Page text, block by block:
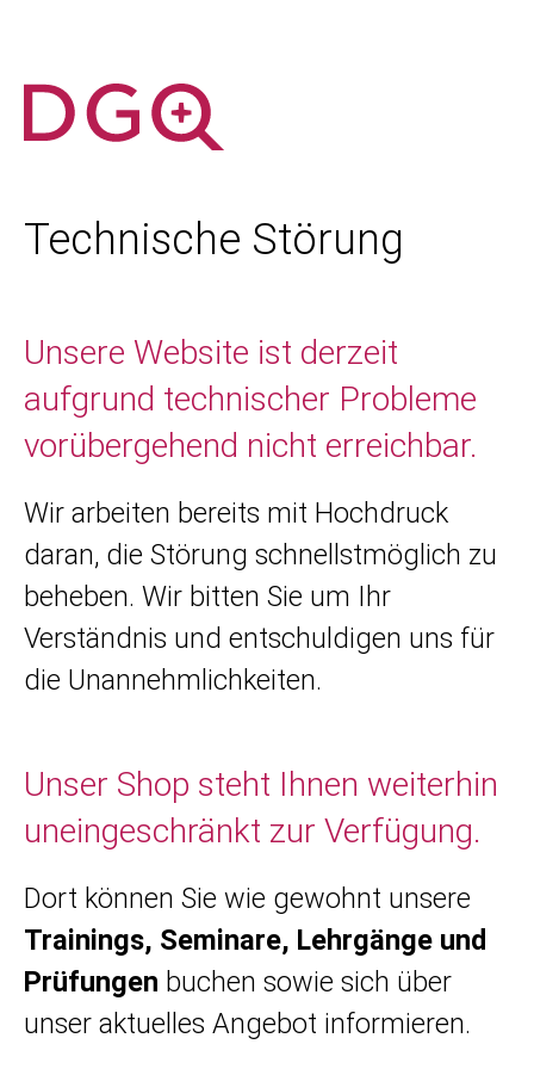
Technische Störung
Unsere Website ist derzeit
aufgrund technischer Probleme
vorübergehend nicht erreichbar.
Wir arbeiten bereits mit Hochdruck
daran, die Störung schnellstmöglich zu
beheben. Wir bitten Sie um Ihr
Verständnis und entschuldigen uns für
die Unannehmlichkeiten.
Unser Shop steht Ihnen weiterhin
uneingeschränkt zur Verfügung.
Dort können Sie wie gewohnt unsere
Trainings, Seminare, Lehrgänge und
Prüfungen buchen sowie sich über
unser aktuelles Angebot informieren.